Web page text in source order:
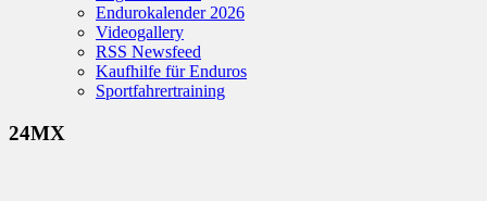
Endurokalender 2026
Videogallery
RSS Newsfeed
Kaufhilfe für Enduros
Sportfahrertraining
24MX